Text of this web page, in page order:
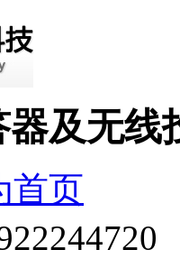
及无线
首页